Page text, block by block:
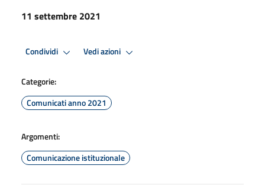
11 settembre 2021
Condividi Vedi azioni
Categorie:
Comunicati anno 2021
Argomenti:
Comunicazione istituzionale